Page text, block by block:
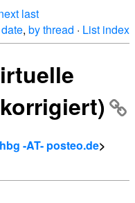
last
, by thread · List index
-AT- posteo.de>